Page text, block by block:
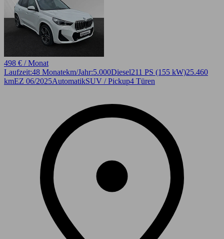
498 € / Monat
Laufzeit:48 Monatekm/Jahr:5.000Diesel211 PS (155 kW)25.460
kmEZ 06/2025AutomatikSUV / Pickup4 Türen